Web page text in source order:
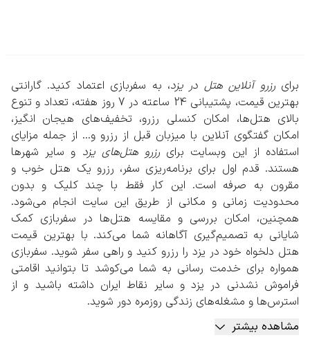
برایرزرو آنلاین هتل در یزد، به سفربازی اعتماد کنید. گارانتی
بهترین قیمت، پشتیبانی 24 ساعته در 7 روز هفته، تعداد و تنوع
بالای هتل‌ها، امکان کنسلی رزرو، تخفیف‌های هیجان انگیز،
امکان گفتگوی آنلاین با میزبان قبل از رزرو و... از جمله مزایای
استفاده از این وبسایت برای رزرو هتل‌های یزد و سایر شهرها
هستند. قدم اول برای برنامه‌ریزی سفر، رزرو یک هتل خوب و
مقرون به صرفه است. این کار فقط با چند کلیک و بدون
محدودیت زمانی و مکانی از طریق این سایت انجام می‌شود.
همچنین، امکان بررسی و مقایسه هتل‌ها در سفربازی کمک
شایانی به تصمیم‌گیری آگاهانه شما می‌کند. با بهترین قیمت
هتل دلخواه خود در یزد را رزرو کنید و راهی سفر شوید. سفربازی
همواره برای خدمت رسانی به شما می‌کوشد تا بتوانید اقامتی
فراموش نشدنی در یزد و سایر نقاط ایران داشته باشید و از
استرس‌ها و مشغله‌های زندگی روزمره دور شوید.
مشاهده بیشتر